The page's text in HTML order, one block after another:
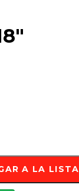
A LA LISTA